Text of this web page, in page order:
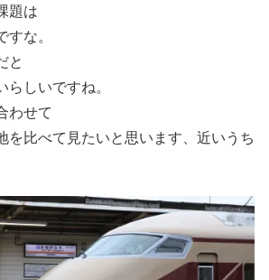
題は
すな。
と
らしいですね。
わせて
を比べて見たいと思います、近いうち